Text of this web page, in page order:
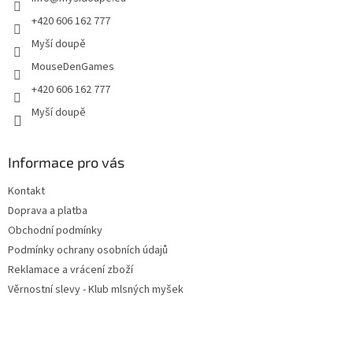
+420 606 162 777
Myší doupě
MouseDenGames
+420 606 162 777
Myší doupě
Informace pro vás
Kontakt
Doprava a platba
Obchodní podmínky
Podmínky ochrany osobních údajů
Reklamace a vrácení zboží
Věrnostní slevy - Klub mlsných myšek